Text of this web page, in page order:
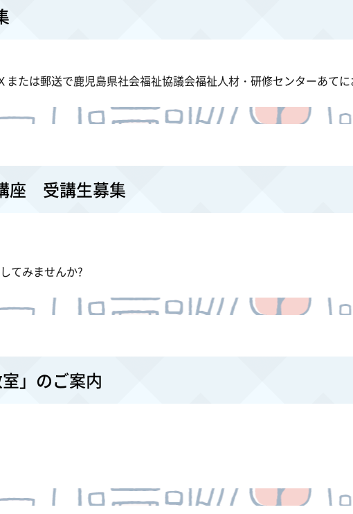
１７：００
Ｘまたは郵送で鹿児島県社会福祉協議会福祉人材・研修センタ
座 受講生募集
てみませんか?
」のご案内